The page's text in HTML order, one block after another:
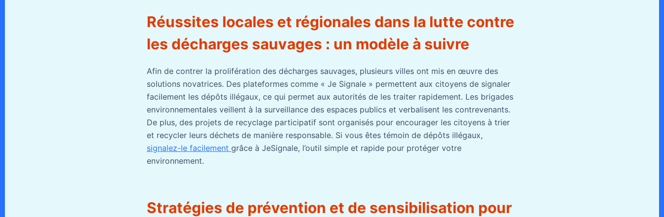
Réussites locales et régionales dans la lutte contre
les décharges sauvages : un modèle à suivre
Afin de contrer la prolifération des décharges sauvages, plusieurs villes ont mis en œuvre des
solutions novatrices. Des plateformes comme « Je Signale » permettent aux citoyens de signaler
facilement les dépôts illégaux, ce qui permet aux autorités de les traiter rapidement. Les brigades
environnementales veillent à la surveillance des espaces publics et verbalisent les contrevenants.
De plus, des projets de recyclage participatif sont organisés pour encourager les citoyens à trier
et recycler leurs déchets de manière responsable. Si vous êtes témoin de dépôts illégaux,
signalez-le facilement grâce à JeSignale, l’outil simple et rapide pour protéger votre
environnement.
Stratégies de prévention et de sensibilisation pour